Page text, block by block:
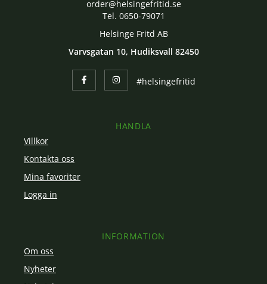
order@helsingefritid.se
Tel. 0650-79071
Helsinge Fritd AB
Varvsgatan 10, Hudiksvall 82450
#helsingefritid
HANDLA
Villkor
Kontakta oss
Mina favoriter
Logga in
INFORMATION
Om oss
Nyheter